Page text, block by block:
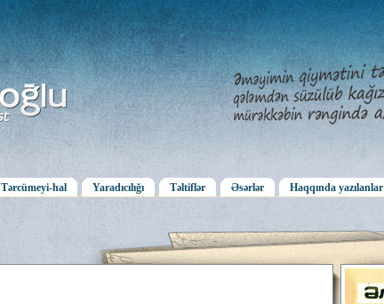
Tərcümeyi-hal Yaradıcılığı Təltiflər Əsərlər Haqqında yazılanlar